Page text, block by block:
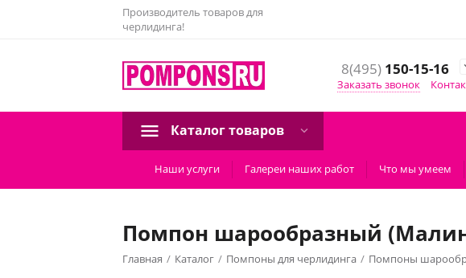
Производитель товаров для
черлидинга!
8(495)150-15-16
Заказать звонок
Каталог товаров
Наши услуги Галереи наших работ Что мы умеем
Помпон шарообразный
Главная / Каталог / Помпоны для черлидинга / Помпоны